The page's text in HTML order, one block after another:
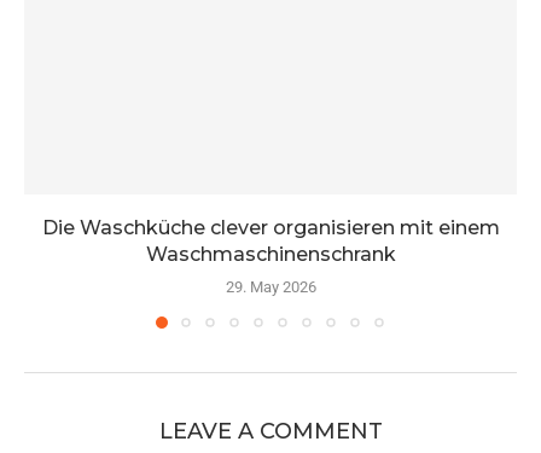
Die Waschküche clever organisieren mit einem
Waschmaschinenschrank
29. May 2026
LEAVE A COMMENT